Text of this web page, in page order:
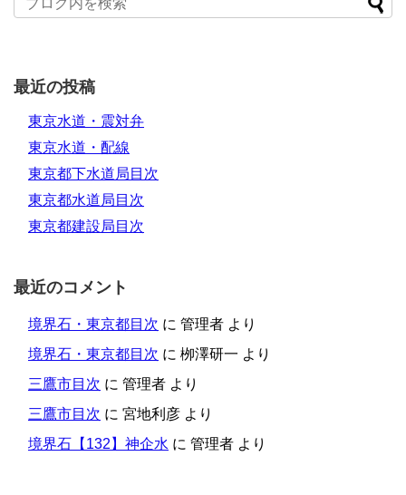
最近の投稿
東京水道・震対弁
東京水道・配線
東京都下水道局目次
東京都水道局目次
東京都建設局目次
最近のコメント
境界石・東京都目次 に 管理者 より
境界石・東京都目次 に 栁澤研一 より
三鷹市目次 に 管理者 より
三鷹市目次 に 宮地利彦 より
境界石【132】神企水 に 管理者 より